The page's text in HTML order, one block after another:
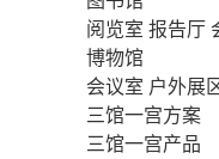
阅览室 报告厅
博物馆
会议室 户外展
三馆一宫方案
三馆一宫产品